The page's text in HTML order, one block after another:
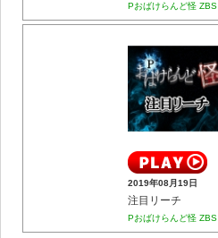
Pおばけらんど怪 ZBS
2019年08月19日
注目リーチ
Pおばけらんど怪 ZBS